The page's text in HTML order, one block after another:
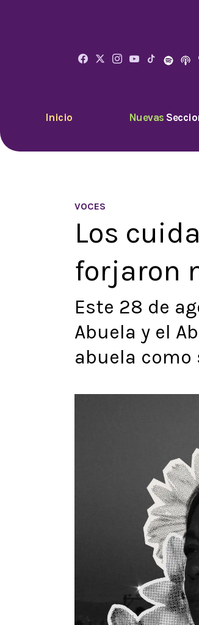
Inicio Nuevas
VOCES
Los
forjaron
Este 28 de
Abuela y el
abuela